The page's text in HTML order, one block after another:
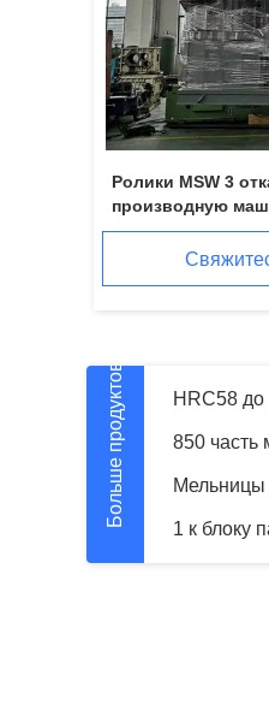
Ролики MSW 3
производную
лепешки
подшипник
Больше продуктов машина